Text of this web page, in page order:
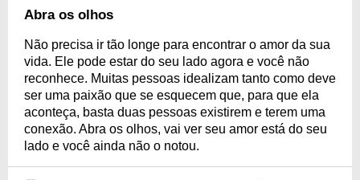
Abra os olhos
Não precisa ir tão longe para encontrar o amor da sua
vida. Ele pode estar do seu lado agora e você não
reconhece. Muitas pessoas idealizam tanto como deve
ser uma paixão que se esquecem que, para que ela
aconteça, basta duas pessoas existirem e terem uma
conexão. Abra os olhos, vai ver seu amor está do seu
lado e você ainda não o notou.